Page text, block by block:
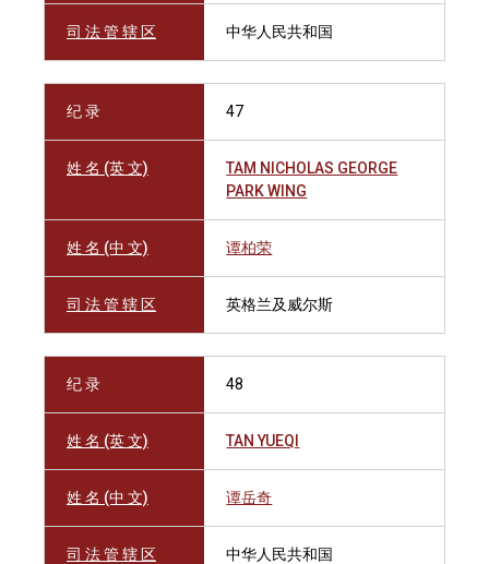
司 法 管 辖 区 中华人民共和国
纪 录 47
姓 名 (英 文)
TAM NICHOLAS GEORGE
PARK WING
姓 名 (中 文) 谭柏荣
司 法 管 辖 区 英格兰及威尔斯
纪 录 48
姓 名 (英 文) TAN YUEQI
姓 名 (中 文) 谭岳奇
司 法 管 辖 区 中华人民共和国